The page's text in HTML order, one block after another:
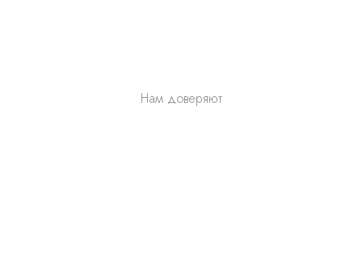
Нам доверяют